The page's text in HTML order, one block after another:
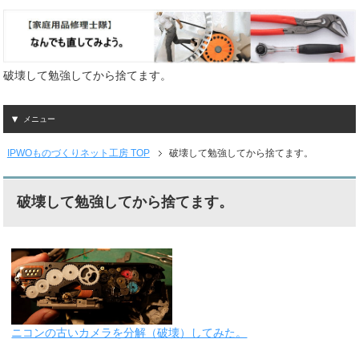
破壊して勉強してから捨てます。
メニュー
IPWOものづくりネット工房 TOP 破壊して勉強してから捨てます。
破壊して勉強してから捨てます。
ニコンの古いカメラを分解（破壊）してみた。